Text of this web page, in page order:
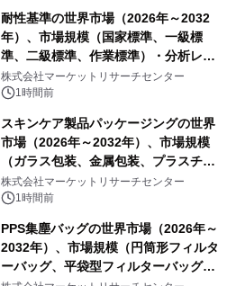
耐性基準の世界市場（2026年～2032
年）、市場規模（国家標準、一級標
準、二級標準、作業標準）・分析レポ
ートを発表
株式会社マーケットリサーチセンター
1時間前
スキンケア製品パッケージングの世界
市場（2026年～2032年）、市場規模
（ガラス包装、金属包装、プラスチッ
ク包装、その他）・分析レポートを発
表
株式会社マーケットリサーチセンター
1時間前
PPS集塵バッグの世界市場（2026年～
2032年）、市場規模（円筒形フィルタ
ーバッグ、平袋型フィルターバッグ、